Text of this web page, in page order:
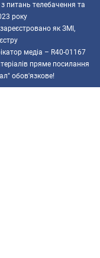
питань телебачення та
року
як ЗМІ,
медіа – R40-01167
пряме посилання
обов'язкове!